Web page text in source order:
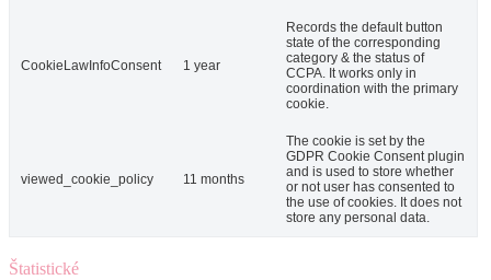
CookieLawInfoConsent 1 year
Records the default button
state of the corresponding
category & the status of
CCPA. It works only in
coordination with the primary
cookie.
viewed_cookie_policy 11 months
The cookie is set by the
GDPR Cookie Consent plugin
and is used to store whether
or not user has consented to
the use of cookies. It does not
store any personal data.
Štatistické